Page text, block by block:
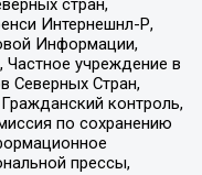
стран,
Интернешнл-Р,
Информации,
Частное учреждение в
Северных Стран,
контроль,
по сохранению
прессы,